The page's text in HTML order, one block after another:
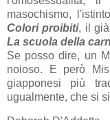
masochismo,
Colori proibiti, il
La scuola della
Se posso dire, un
noioso. E però
giapponesi più
ugualmente, che si